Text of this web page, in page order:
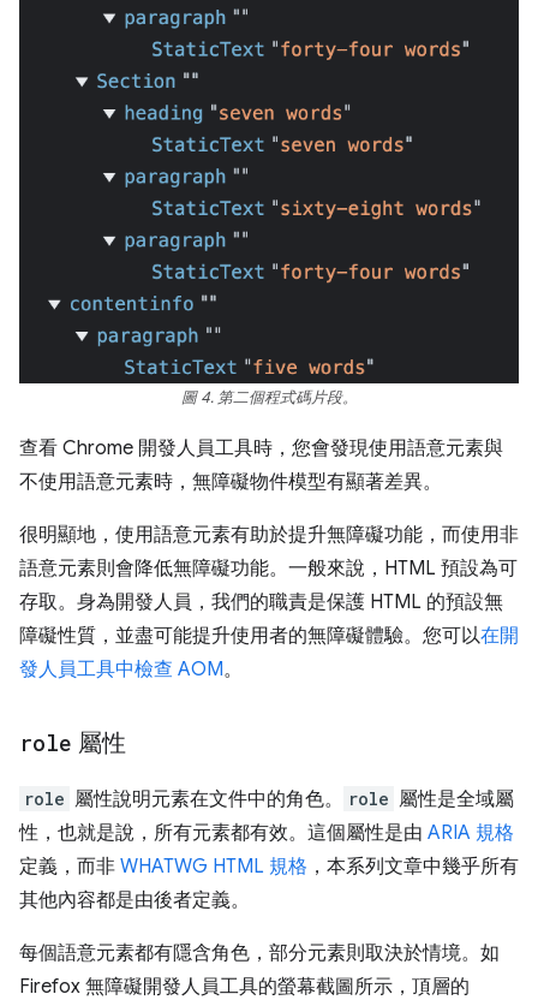
圖 4. 第二個程式碼片段。
查看 Chrome 開發人員工具時，您會發現使用語意元素與
不使用語意元素時，無障礙物件模型有顯著差異。
很明顯地，使用語意元素有助於提升無障礙功能，而使用非
語意元素則會降低無障礙功能。一般來說，HTML 預設為可
存取。身為開發人員，我們的職責是保護 HTML 的預設無
障礙性質，並盡可能提升使用者的無障礙體驗。您可以在開
發人員工具中檢查 AOM。
role 屬性
role 屬性說明元素在文件中的角色。 role 屬性是全域屬
性，也就是說，所有元素都有效。這個屬性是由 ARIA 規格
定義，而非 WHATWG HTML 規格 ，本系列文章中幾乎所有
其他內容都是由後者定義。
每個語意元素都有隱含角色，部分元素則取決於情境。如
Firefox 無障礙開發人員工具的螢幕截圖所示，頂層的